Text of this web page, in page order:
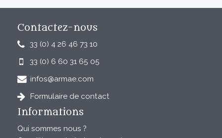
Contactez-nous
33 (0) 4 26 46 73 10
33 (0) 6 60 31 65 05
infos@armae.com
Formulaire de contact
Informations
Qui sommes nous ?